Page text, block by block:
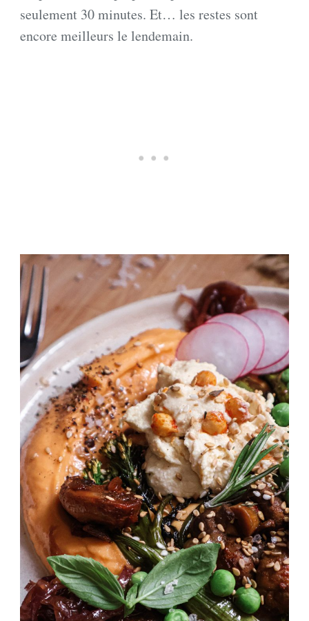
seulement 30 minutes. Et… les restes sont
encore meilleurs le lendemain.